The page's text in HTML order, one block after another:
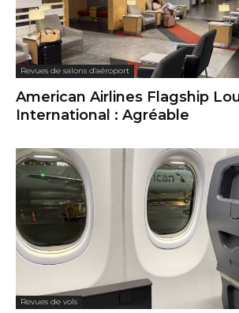
Revues de salons d'aéroport
American Airlines Flagship
International : Agréable
Revues de vols